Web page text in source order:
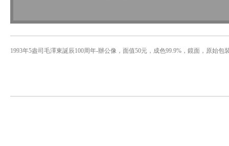
1993年5盎司毛澤東誕辰100周年-辦公像，面值50元，成色99.9%，鏡面，原始包